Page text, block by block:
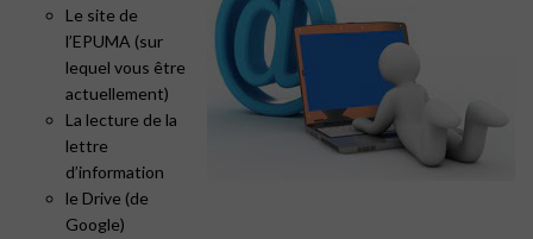
Le site de
l’EPUMA (sur
lequel vous être
actuellement)
La lecture de la
lettre
d’information
le Drive (de
Google)